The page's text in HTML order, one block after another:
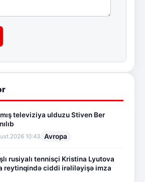
televiziya ulduzu Stiven Ber
10:43 Avropa
rusiyalı tennisçi Kristina Lyutova
reytinqində ciddi irəliləyişə imza